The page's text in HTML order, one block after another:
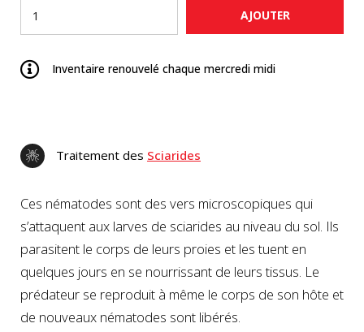
AJOUTER
Inventaire renouvelé chaque mercredi midi
Traitement des Sciarides
Ces nématodes sont des vers microscopiques qui
s’attaquent aux larves de sciarides au niveau du sol. Ils
parasitent le corps de leurs proies et les tuent en
quelques jours en se nourrissant de leurs tissus. Le
prédateur se reproduit à même le corps de son hôte et
de nouveaux nématodes sont libérés.